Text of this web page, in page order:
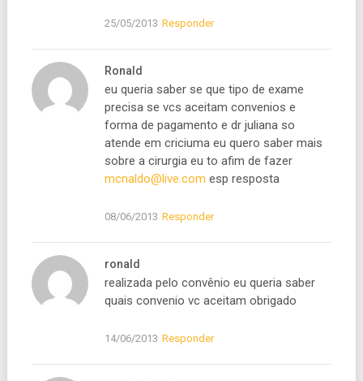
25/05/2013 Responder
Ronald
eu queria saber se que tipo de exame
precisa se vcs aceitam convenios e
forma de pagamento e dr juliana so
atende em criciuma eu quero saber mais
sobre a cirurgia eu to afim de fazer
mcnaldo@live.com esp resposta
08/06/2013 Responder
ronald
realizada pelo convênio eu queria saber
quais convenio vc aceitam obrigado
14/06/2013 Responder